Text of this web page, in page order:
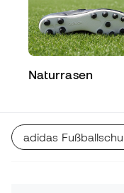
Naturrasen
adidas